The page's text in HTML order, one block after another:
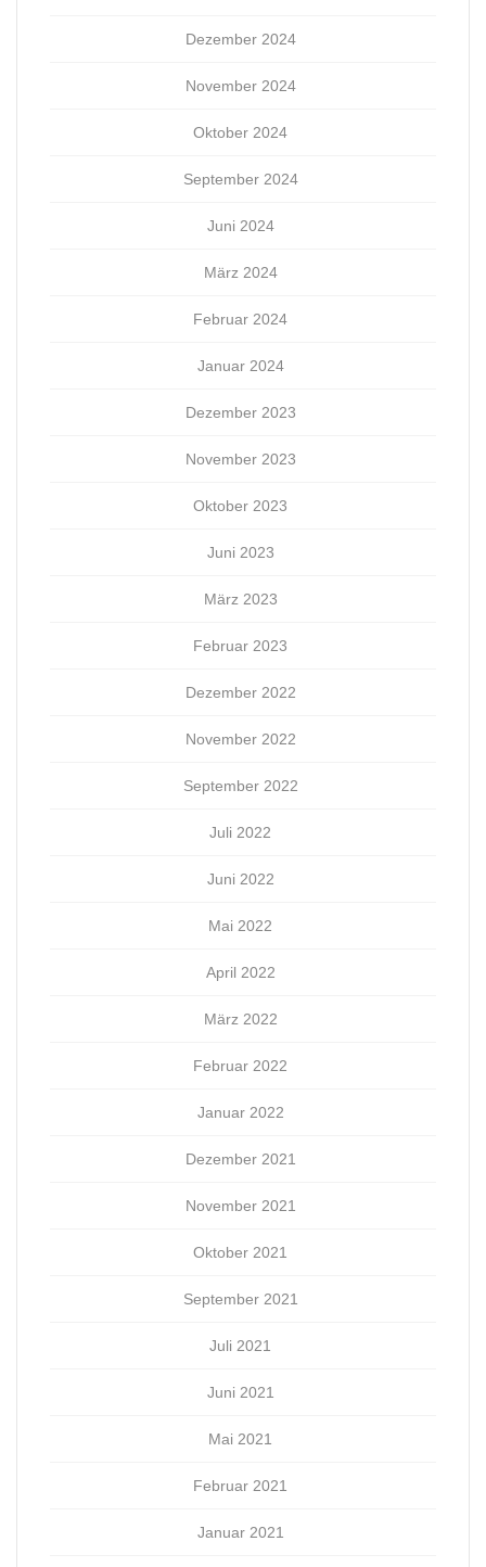
Dezember 2024
November 2024
Oktober 2024
September 2024
Juni 2024
März 2024
Februar 2024
Januar 2024
Dezember 2023
November 2023
Oktober 2023
Juni 2023
März 2023
Februar 2023
Dezember 2022
November 2022
September 2022
Juli 2022
Juni 2022
Mai 2022
April 2022
März 2022
Februar 2022
Januar 2022
Dezember 2021
November 2021
Oktober 2021
September 2021
Juli 2021
Juni 2021
Mai 2021
Februar 2021
Januar 2021